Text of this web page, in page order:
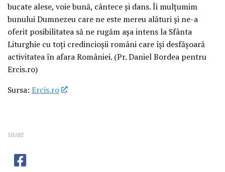
bucate alese, voie bună, cântece și dans. Îi mulțumim
bunului Dumnezeu care ne este mereu alături și ne-a
oferit posibilitatea să ne rugăm așa intens la Sfânta
Liturghie cu toți credincioșii români care își desfășoară
activitatea în afara României. (Pr. Daniel Bordea pentru
Ercis.ro)
Sursa: Ercis.ro
SHARE